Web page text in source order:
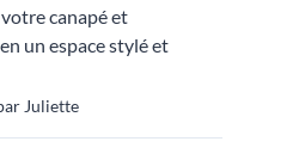
canapé et
un espace stylé et
Juliette